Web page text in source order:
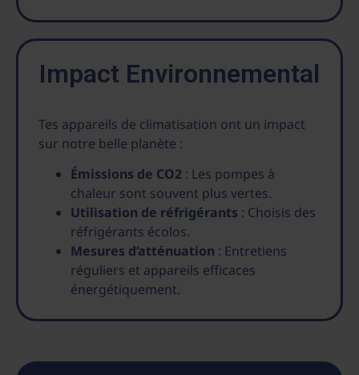
Impact Environnemental
Tes appareils de climatisation ont un impact
sur notre belle planète :
Émissions de CO2 : Les pompes à
chaleur sont souvent plus vertes.
Utilisation de réfrigérants : Choisis des
réfrigérants écolos.
Mesures d’atténuation : Entretiens
réguliers et appareils efficaces
énergétiquement.